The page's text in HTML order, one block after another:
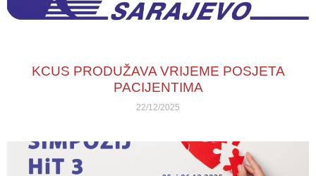
KCUS PRODUŽAVA VRIJEME POSJETA
PACIJENTIMA
22/12/2025